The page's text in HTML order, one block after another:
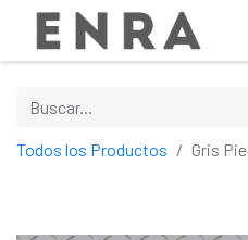
Todos los Productos Gris